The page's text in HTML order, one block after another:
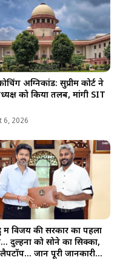
अग्निकांड: सुप्रीम कोर्ट ने
को किया तलब, मांगी SIT
6, 2026
में विजय की सरकार का पहला
दुल्हनों को सोने का सिक्का,
लैपटॉप… जानें पूरी जानकारी…